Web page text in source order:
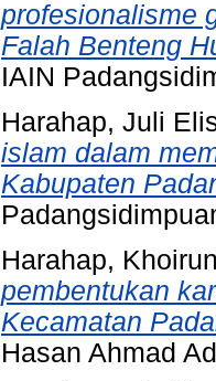
profesionalisme
Falah Benteng
IAIN
Harahap, Juli
islam dalam
Kabupaten
Harahap,
pembentukan
Kecamatan
Hasan Ahmad